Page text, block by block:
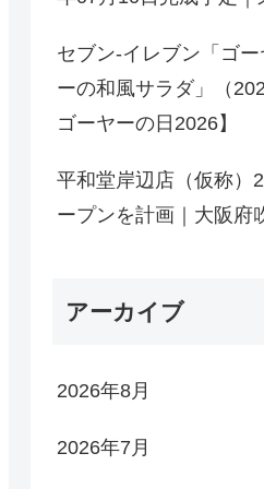
セブン-イレブン「ゴ
ーの和風サラダ」（
ゴーヤーの日2026】
平和堂岸辺店（仮称）
ープンを計画｜大阪府
アーカイブ
2026年8月
2026年7月